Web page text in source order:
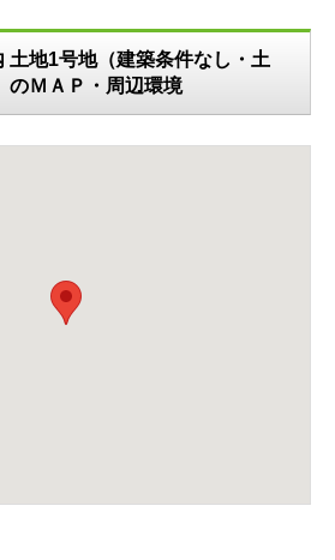
土地1号地（建築条件なし・土
のＭＡＰ・周辺環境